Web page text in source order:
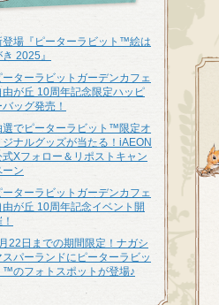
登場『ピーターラビット™︎絵は
2025』
ーターラビットガーデンカフェ
由が丘 10周年記念限定ハッピ
バッグ発売！
選でピーターラビット™限定オ
ジナルグッズが当たる！iAEON
式Xフォロー＆リポストキャン
ーン
ーターラビットガーデンカフェ
由が丘 10周年記念イベント開
22日までの期間限定！ナガシ
スパーランドにピーターラビッ
™のフォトスポットが登場♪